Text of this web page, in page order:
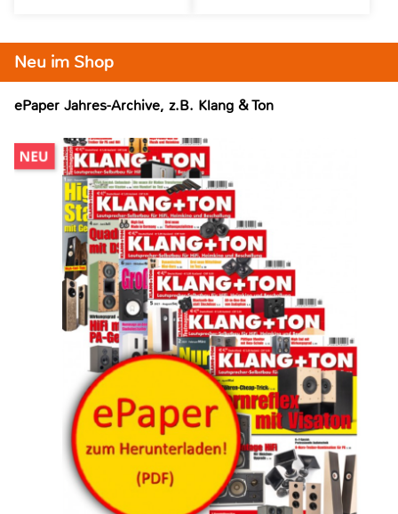
Neu im Shop
ePaper Jahres-Archive, z.B. Klang & Ton